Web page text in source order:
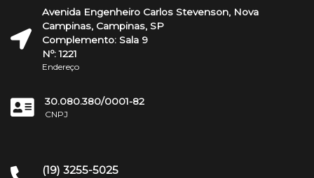
Avenida Engenheiro Carlos Stevenson, Nova
Campinas, Campinas, SP
Complemento: Sala 9
Nº: 1221
Endereço
30.080.380/0001-82
CNPJ
(19) 3255-5025